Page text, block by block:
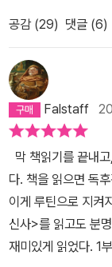
고 거울을 보아야
다는 자기기만의 도
도 재미있었다.사무
무직 근로자일 게 틀
자 '돕는다'는 단어
주장을 펼쳤다. '시적
것을 피할 것을 요구
ㆍㆍㆍㆍ'시적 간
그 혼자로도 충분했
수!'돕는다'를 '가능
은 만장일치의 박수
코니에 있는 동안
크바의 신사>의 주
가문의 백작인 로스
받는다. 외부로만 나
지내도 된다는 조건
채웠다 생각하니 뭔
진도마저 빠른 편이
의 러시아 혁명과
양한 VIP와 유명 인
살면서도 백작은 세
나 화두가 많았는데
다.​로스토프 백작은
시를 쓴 덕분에 종신
로 나간다면 당신은
고 허름한 방으로 쫓
그렇지 않으면 그 환
로부터 들은 말을 기
을 잃지 않은 채 당
로스토프 백작이 비
좌절하지 않고 신사
세계를 확장해 나가
린 소녀 니나와는
다는 걸 깨달았기
기시감이 특히 문제
명적이었다. 초반에
시작하는 바람에 우
르(사샤) 일리치 로
키 혁명 5년이 지난
알려진 로스토프 백
인민위원회이 열려
원인 구세대의 일원
혁명시를 발표하는
시베리아 유형은 면
시 거주 금지형도
공감 (29) 댓글 (6)
Falstaff
막 책읽기를 끝내
다. 책을 읽으면 독
이게 루틴으로 지켜
신사>를 읽고도 분
재미있게 읽었다. 1